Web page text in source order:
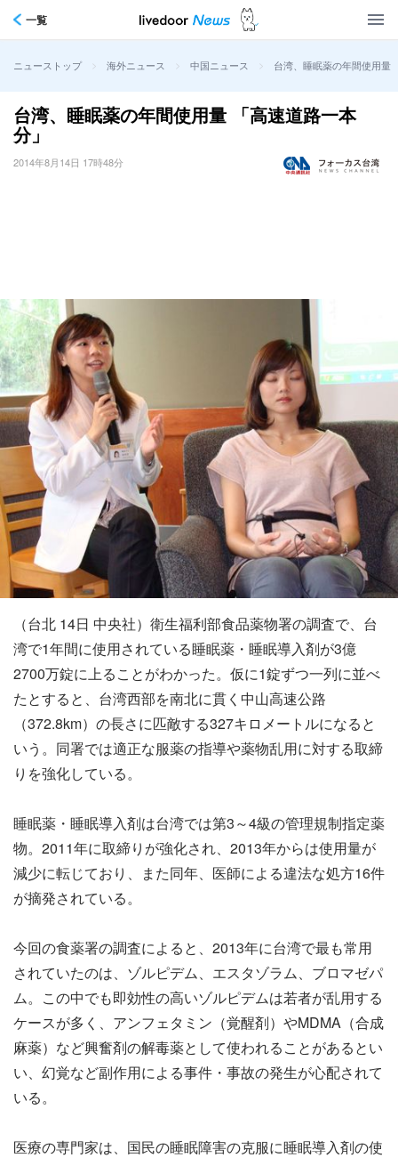
一覧
ニューストップ > 海外ニュース > 中国ニュース > 台湾、睡眠薬の年間使用量
台湾、睡眠薬の年間使用量 「高速道路一本
分」
2014年8月14日 17時48分
（台北 14日 中央社）衛生福利部食品薬物署の調査で、台
湾で1年間に使用されている睡眠薬・睡眠導入剤が3億
2700万錠に上ることがわかった。仮に1錠ずつ一列に並べ
たとすると、台湾西部を南北に貫く中山高速公路
（372.8km）の長さに匹敵する327キロメートルになると
いう。同署では適正な服薬の指導や薬物乱用に対する取締
りを強化している。
睡眠薬・睡眠導入剤は台湾では第3～4級の管理規制指定薬
物。2011年に取締りが強化され、2013年からは使用量が
減少に転じており、また同年、医師による違法な処方16件
が摘発されている。
今回の食薬署の調査によると、2013年に台湾で最も常用
されていたのは、ゾルピデム、エスタゾラム、ブロマゼパ
ム。この中でも即効性の高いゾルピデムは若者が乱用する
ケースが多く、アンフェタミン（覚醒剤）やMDMA（合成
麻薬）など興奮剤の解毒薬として使われることがあるとい
い、幻覚など副作用による事件・事故の発生が心配されて
いる。
医療の専門家は、国民の睡眠障害の克服に睡眠導入剤の使